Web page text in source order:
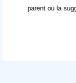
parent ou la